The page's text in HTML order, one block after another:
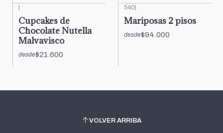
|
Cupcakes de
Chocolate Nutella
Malvavisco
desde$21.600
540|
Mariposas 2 pisos
desde$94.000
VOLVER ARRIBA